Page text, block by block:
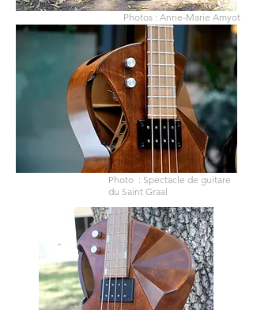
Photos : Anne-Marie Amyot
Photo : Spectacle de guitare
du Saint Graal